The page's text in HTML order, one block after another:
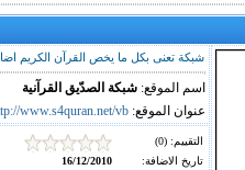
شبكة تعنى بكل ما يخص القرآن الكريم
اسم الموقع: شبكة الصدّيق القرآنية
عنوان الموقع: www.s4quran.net/vb
التقييم: (0
)
تاريخ الاضافة:
16/12/2010